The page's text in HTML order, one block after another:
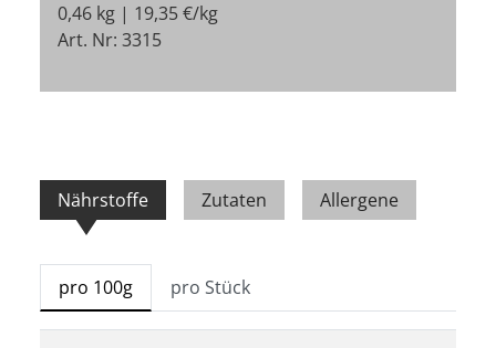
0,46 kg | 19,35 €/kg
Art. Nr: 3315
Nährstoffe Zutaten Allergene
pro 100g pro Stück